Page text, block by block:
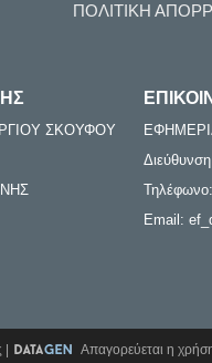
ΠΟΛΙΤΙΚΗ
ΣΚΟΥΦΟΥ
Email:
Απαγορεύεται η